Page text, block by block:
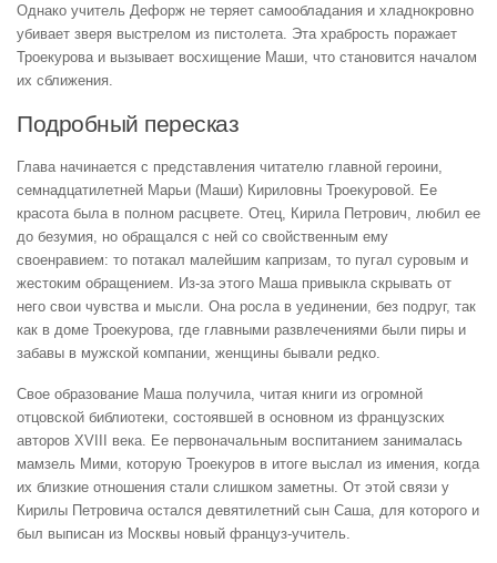
Однако учитель Дефорж не теряет самообладания и хладнокровно
убивает зверя выстрелом из пистолета. Эта храбрость поражает
Троекурова и вызывает восхищение Маши, что становится началом
их сближения.
Подробный пересказ
Глава начинается с представления читателю главной героини,
семнадцатилетней Марьи (Маши) Кириловны Троекуровой. Ее
красота была в полном расцвете. Отец, Кирила Петрович, любил ее
до безумия, но обращался с ней со свойственным ему
своенравием: то потакал малейшим капризам, то пугал суровым и
жестоким обращением. Из-за этого Маша привыкла скрывать от
него свои чувства и мысли. Она росла в уединении, без подруг, так
как в доме Троекурова, где главными развлечениями были пиры и
забавы в мужской компании, женщины бывали редко.
Свое образование Маша получила, читая книги из огромной
отцовской библиотеки, состоявшей в основном из французских
авторов XVIII века. Ее первоначальным воспитанием занималась
мамзель Мими, которую Троекуров в итоге выслал из имения, когда
их близкие отношения стали слишком заметны. От этой связи у
Кирилы Петровича остался девятилетний сын Саша, для которого и
был выписан из Москвы новый француз-учитель.